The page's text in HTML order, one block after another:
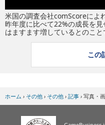
米国の調査会社comScoreによ
昨年度に比べて22%の成長を
はますます増しているとのこと
この
ホーム › その他 › その他 › 記事 › 写真・